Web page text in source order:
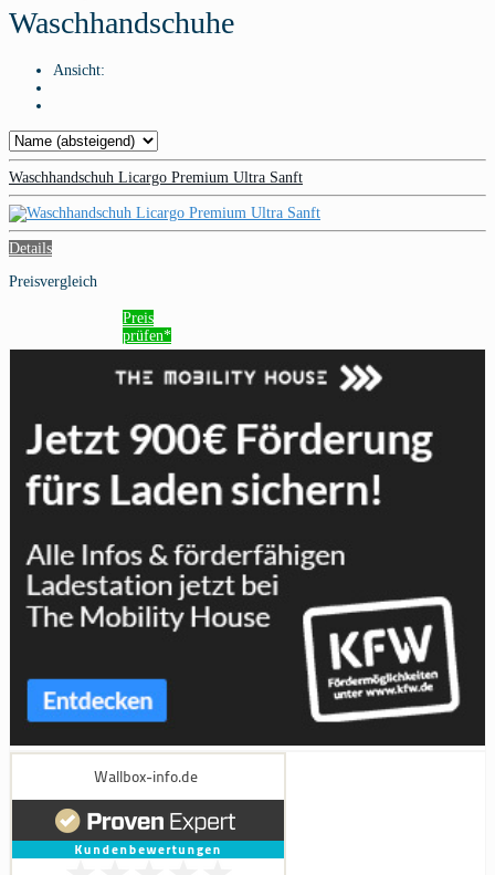
Waschhandschuhe
Ansicht:
Waschhandschuh Licargo Premium Ultra Sanft
Details
Preisvergleich
Preis
prüfen*